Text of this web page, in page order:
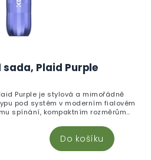
sada, Plaid Purple
Do košíku
Purple je stylová a mimořádně
pod systém v moderním fialovém
spínání, kompaktním rozměrům
ideální volbou pro každodenní
nastavování.